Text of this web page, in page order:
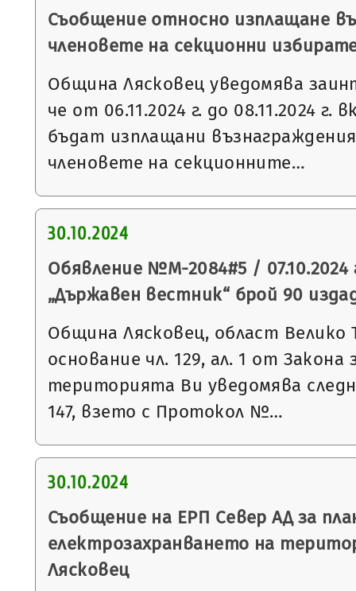
Съобщение относно изплащане
членовете на секционни
Община Лясковец уведомява
че от 06.11.2024 г. до 08.11.2024 г.
бъдат изплащани
членовете на секционните…
30.10.2024
Обявление №М-2084#5 / 07.10.2024
„Държавен вестник“ брой 90
Община Лясковец, област Велико
основание чл. 129, ал. 1 от
територията Ви уведомява
147, взето с Протокол №…
30.10.2024
Съобщение на ЕРП Север АД за
електрозахранването на
Лясковец